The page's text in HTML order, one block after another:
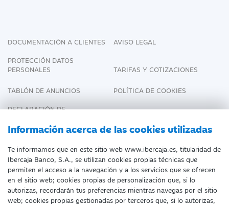
Información acerca de las cookies utilizadas
Te informamos que en este sitio web www.ibercaja.es, titularidad de
Ibercaja Banco, S.A., se utilizan cookies propias técnicas que
permiten el acceso a la navegación y a los servicios que se ofrecen
en el sitio web; cookies propias de personalización que, si lo
autorizas, recordarán tus preferencias mientras navegas por el sitio
web; cookies propias gestionadas por terceros que, si lo autorizas,
DOCUMENTACIÓN A CLIENTES
AVISO LEGAL
PROTECCIÓN DATOS
PERSONALES
TARIFAS Y COTIZACIONES
TABLÓN DE ANUNCIOS
POLÍTICA DE COOKIES
DECLARACIÓN DE
Fecha de Edición: 09/08/2026
©Ibercaja Banco, S.A. - IBERCAJA - NIF. A-
99319030 R.M. de Zaragoza (T.3865. F.1.